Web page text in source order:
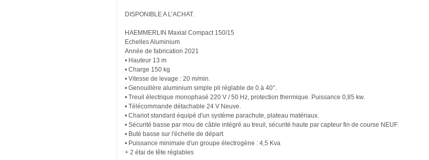
DISPONIBLE A L’ACHAT.
HAEMMERLIN Maxial Compact 150/15
Echelles Aluminium
Année de fabrication 2021
• Hauteur 13 m
• Charge 150 kg
• Vitesse de levage : 20 m/min.
• Genouillère aluminium simple pli réglable de 0 à 40°.
• Treuil électrique monophasé 220 V / 50 Hz, protection thermique. Puissance 0,85 kw.
• Télécommande détachable 24 V Neuve.
• Chariot standard équipé d'un système parachute, plateau matériaux.
• Sécurité basse par mou de câble intégré au treuil, sécurité haute par capteur fin de course NEUF.
• Buté basse sur l'échelle de départ.
• Puissance minimale d'un groupe électrogène : 4,5 Kva
+ 2 étai de tête réglables